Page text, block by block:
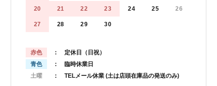
20 21 22 23 24 25 26
27 28 29 30
赤色
： 定休日（日祝）
青色
： 臨時休業日
土曜
： TELメール休業 (土は店頭在庫品の発送のみ)